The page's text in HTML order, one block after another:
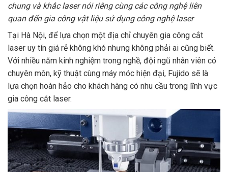
chung và khắc laser nói riêng cùng các công nghệ liên
quan đến gia công vật liệu sử dụng công nghệ laser
Tại Hà Nội, để lựa chọn một địa chỉ chuyên gia công cắt
laser uy tín giá rẻ không khó nhưng không phải ai cũng biết.
Với nhiều năm kinh nghiệm trong nghề, đội ngũ nhân viên có
chuyên môn, kỹ thuật cùng máy móc hiện đại, Fujido sẽ là
lựa chọn hoàn hảo cho khách hàng có nhu cầu trong lĩnh vực
gia công cắt laser.